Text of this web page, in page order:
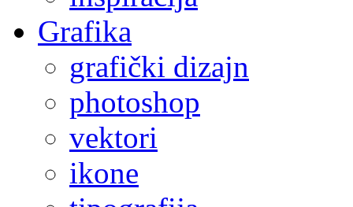
Grafika
grafički dizajn
photoshop
vektori
ikone